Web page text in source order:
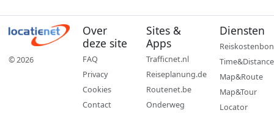
© 2026
Over
deze site
FAQ
Privacy
Cookies
Contact
Sites &
Apps
Trafficnet.nl
Reiseplanung.de
Routenet.be
Onderweg
Diensten
Reiskostenbon
Time&Distance
Map&Route
Map&Tour
Locator